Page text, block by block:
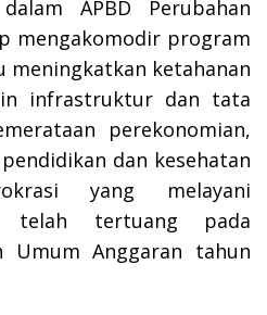
APBD Perubahan
mengakomodir program
meningkatkan ketahanan
infrastruktur dan tata
perekonomian,
dan kesehatan
yang melayani
telah tertuang pada
Umum Anggaran tahun